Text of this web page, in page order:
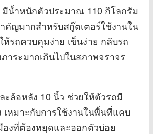
มีน้ำหนักตัวประมาณ 110 กิโลกรัม
คัญมากสำหรับสกู๊ตเตอร์ใช้งานใน
ห้รถควบคุมง่าย เข็นง่าย กลับรถ
าระมากเกินไปในสภาพจราจร
ะล้อหลัง 10 นิ้ว ช่วยให้ตัวรถมี
เหมาะกับการใช้งานในพื้นที่แคบ
องที่ต้องหยุดและออกตัวบ่อย